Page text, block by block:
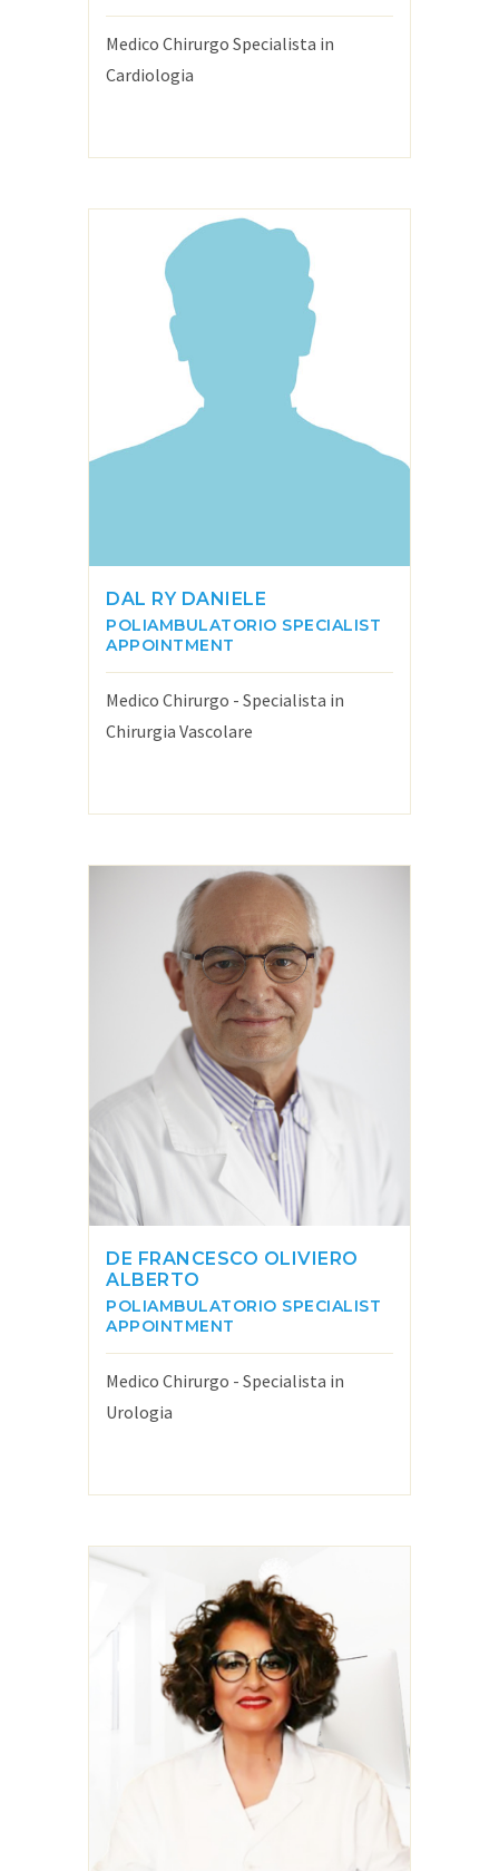
Medico Chirurgo Specialista in
Cardiologia
DAL RY DANIELE
POLIAMBULATORIO SPECIALIST
APPOINTMENT
Medico Chirurgo - Specialista in
Chirurgia Vascolare
DE FRANCESCO OLIVIERO
ALBERTO
POLIAMBULATORIO SPECIALIST
APPOINTMENT
Medico Chirurgo - Specialista in
Urologia